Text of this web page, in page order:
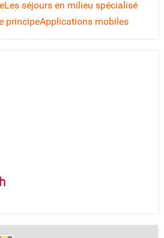
Les séjours en milieu spécialisé
principeApplications mobiles